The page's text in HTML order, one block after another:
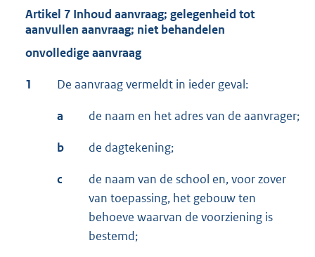
Artikel 7 Inhoud aanvraag; gelegenheid tot
aanvullen aanvraag; niet behandelen
onvolledige aanvraag
1 De aanvraag vermeldt in ieder geval:
a de naam en het adres van de aanvrager;
b de dagtekening;
c
de naam van de school en, voor zover
van toepassing, het gebouw ten
behoeve waarvan de voorziening is
bestemd;